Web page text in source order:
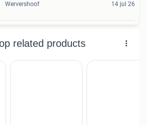
Wervershoof 14 jul 26